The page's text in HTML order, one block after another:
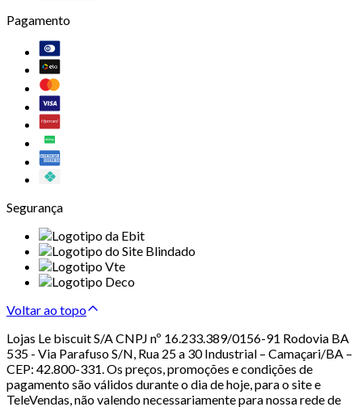
Pagamento
Segurança
Voltar ao topo
Lojas Le biscuit S/A CNPJ nº 16.233.389/0156-91 Rodovia BA
535 - Via Parafuso S/N, Rua 25 a 30 Industrial – Camaçari/BA –
CEP: 42.800-331. Os preços, promoções e condições de
pagamento são válidos durante o dia de hoje, para o site e
TeleVendas, não valendo necessariamente para nossa rede de